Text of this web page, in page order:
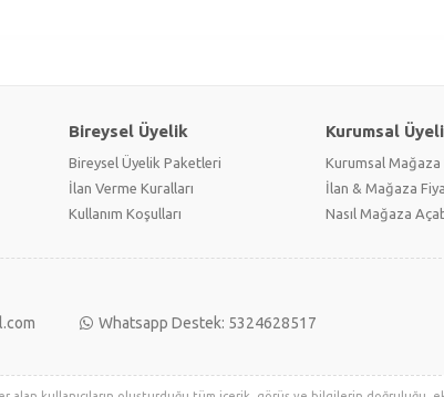
Bireysel Üyelik
Bireysel Üyelik Paketleri
İlan Verme Kuralları
Kullanım Koşulları
Kurumsal
Kurumsal
İlan & Mağaza
Nasıl Mağaza
Whatsapp Destek: 5324628517